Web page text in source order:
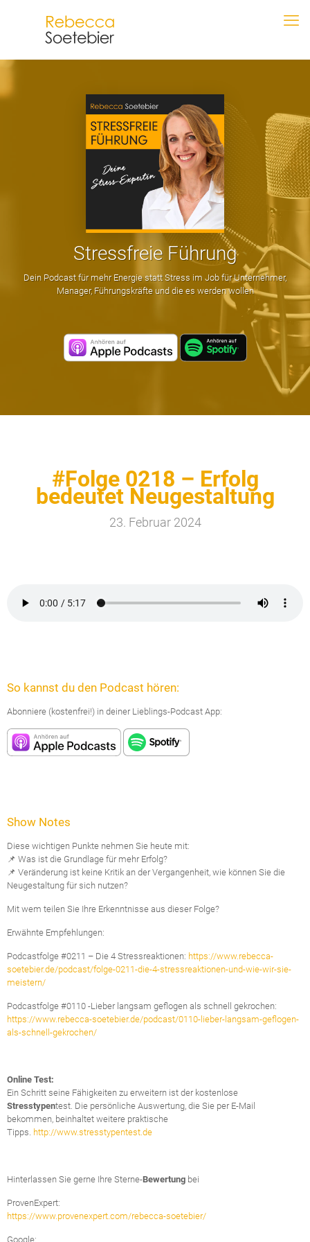
Stressfreie Führung
Dein Podcast für mehr Energie statt Stress im Job für Unternehmer,
Manager, Führungskräfte und die es werden wollen
#Folge 0218 – Erfolg
bedeutet Neugestaltung
23. Februar 2024
So kannst du den Podcast hören:
Abonniere (kostenfrei!) in deiner Lieblings-Podcast App:
Show Notes
Diese wichtigen Punkte nehmen Sie heute mit:
📌 Was ist die Grundlage für mehr Erfolg?
📌 Veränderung ist keine Kritik an der Vergangenheit, wie können Sie die
Neugestaltung für sich nutzen?
Mit wem teilen Sie Ihre Erkenntnisse aus dieser Folge?
Erwähnte Empfehlungen:
Podcastfolge #0211 – Die 4 Stressreaktionen: https://www.rebecca-
soetebier.de/podcast/folge-0211-die-4-stressreaktionen-und-wie-wir-sie-
meistern/
Podcastfolge #0110 -Lieber langsam geflogen als schnell gekrochen:
https://www.rebecca-soetebier.de/podcast/0110-lieber-langsam-geflogen-
als-schnell-gekrochen/
Online Test:
Ein Schritt seine Fähigkeiten zu erweitern ist der kostenlose
Stresstypentest. Die persönliche Auswertung, die Sie per E-Mail
bekommen, beinhaltet weitere praktische
Tipps. http://www.stresstypentest.de
Hinterlassen Sie gerne Ihre Sterne-Bewertung bei
ProvenExpert:
https://www.provenexpert.com/rebecca-soetebier/
Google: